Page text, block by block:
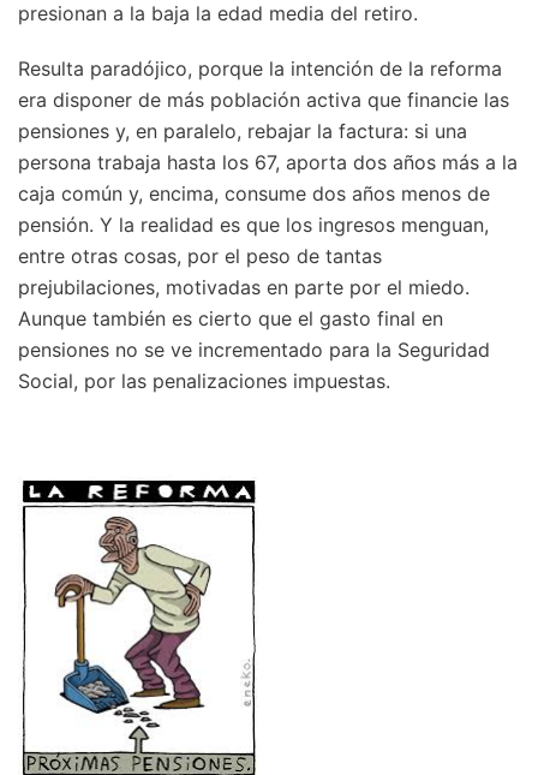
presionan a la baja la edad media del retiro.
Resulta paradójico, porque la intención de la reforma
era disponer de más población activa que financie las
pensiones y, en paralelo, rebajar la factura: si una
persona trabaja hasta los 67, aporta dos años más a la
caja común y, encima, consume dos años menos de
pensión. Y la realidad es que los ingresos menguan,
entre otras cosas, por el peso de tantas
prejubilaciones, motivadas en parte por el miedo.
Aunque también es cierto que el gasto final en
pensiones no se ve incrementado para la Seguridad
Social, por las penalizaciones impuestas.